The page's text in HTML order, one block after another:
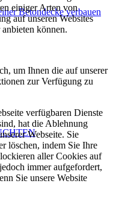
Betondecke verbauen
einiger Arten von
auf unseren Websites
können.
um Ihnen die auf unserer
zur Verfügung zu
verfügbaren Dienste
hat die Ablehnung
Webseite. Sie
löschen, indem Sie Ihre
aller Cookies auf
immer aufgefordert,
Sie unsere Website